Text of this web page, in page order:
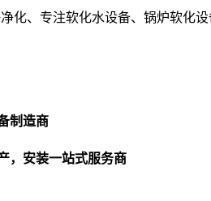
化、专注软化水设备、锅炉软化
制造商
，安装一站式服务商